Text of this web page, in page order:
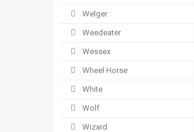
Welger
Weedeater
Wessex
Wheel Horse
White
Wolf
Wizard